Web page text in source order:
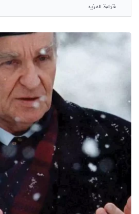
قراءة المزيد